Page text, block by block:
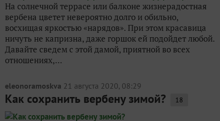
На солнечной террасе или балконе жизнерадостная
вербена цветет невероятно долго и обильно,
восхищая яркостью «нарядов». При этом красавица
ничуть не капризна, даже горшок ей подойдет любой.
Давайте сведем с этой дамой, приятной во всех
отношениях,...
eleonoramoskva 21 августа 2020, 08:29
Как сохранить вербену зимой? 18